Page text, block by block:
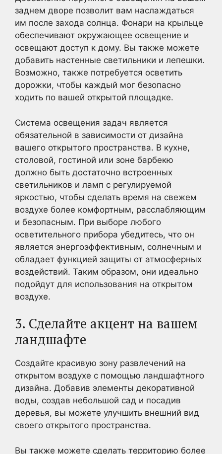
заднем дворе позволит вам наслаждаться
им после захода солнца. Фонари на крыльце
обеспечивают окружающее освещение и
освещают доступ к дому. Вы также можете
добавить настенные светильники и лепешки.
Возможно, также потребуется осветить
дорожки, чтобы каждый мог безопасно
ходить по вашей открытой площадке.
Система освещения задач является
обязательной в зависимости от дизайна
вашего открытого пространства. В кухне,
столовой, гостиной или зоне барбекю
должно быть достаточно встроенных
светильников и ламп с регулируемой
яркостью, чтобы сделать время на свежем
воздухе более комфортным, расслабляющим
и безопасным. При выборе любого
осветительного прибора убедитесь, что он
является энергоэффективным, солнечным и
обладает функцией защиты от атмосферных
воздействий. Таким образом, они идеально
подойдут для использования на открытом
воздухе.
3. Сделайте акцент на вашем
ландшафте
Создайте красивую зону развлечений на
открытом воздухе с помощью ландшафтного
дизайна. Добавив элементы декоративной
воды, создав небольшой сад и посадив
деревья, вы можете улучшить внешний вид
своего открытого пространства.
Вы также можете сделать территорию более